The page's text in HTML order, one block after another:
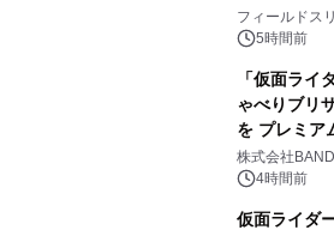
約1300万画
ジ新登場
フィールドス
5時間前
「仮面ライ
ゃべりブリ
を プレミア
株式会社
4時間前
仮面ライダ